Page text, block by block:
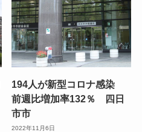
194人が新型コロナ感染
前週比増加率132％ 四日
市市
2022年11月6日